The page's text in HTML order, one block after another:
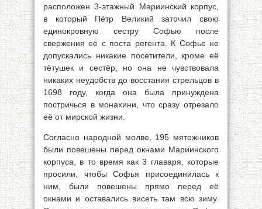
расположен 3-этажный Мариинский корпус,
в который Пётр Великий заточил свою
единокровную сестру Софью после
свержения её с поста регента. К Софье не
допускались никакие посетители, кроме её
тётушек и сестёр, но она не чувствовала
никаких неудобств до восстания стрельцов в
1698 году, когда она была принуждена
постричься в монахини, что сразу отрезало
её от мирской жизни.
Согласно народной молве, 195 мятежников
были повешены перед окнами Мариинского
корпуса, в то время как 3 главаря, которые
просили, чтобы Софья присоединилась к
ним, были повешены прямо перед её
окнами и оставались висеть там всю зиму.